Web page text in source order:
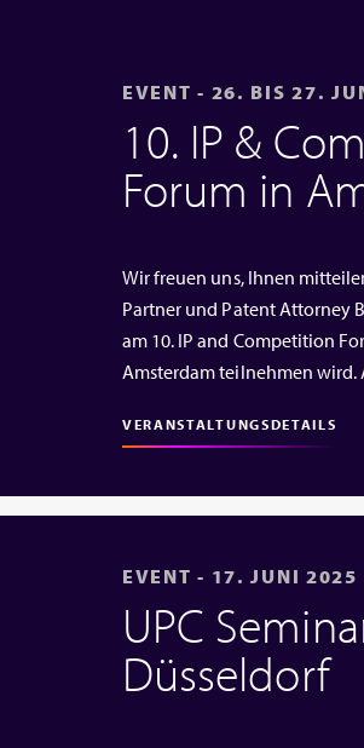
EVENT - 26. BIS 27.
10. IP &
Forum in
Wir freuen uns, Ihnen
Partner und Patent Attorney
am 10. IP and Competition
Amsterdam teilnehmen
VERANSTALTUNGSDETAILS
EVENT - 17. JUNI 2025
UPC
Düsseldorf